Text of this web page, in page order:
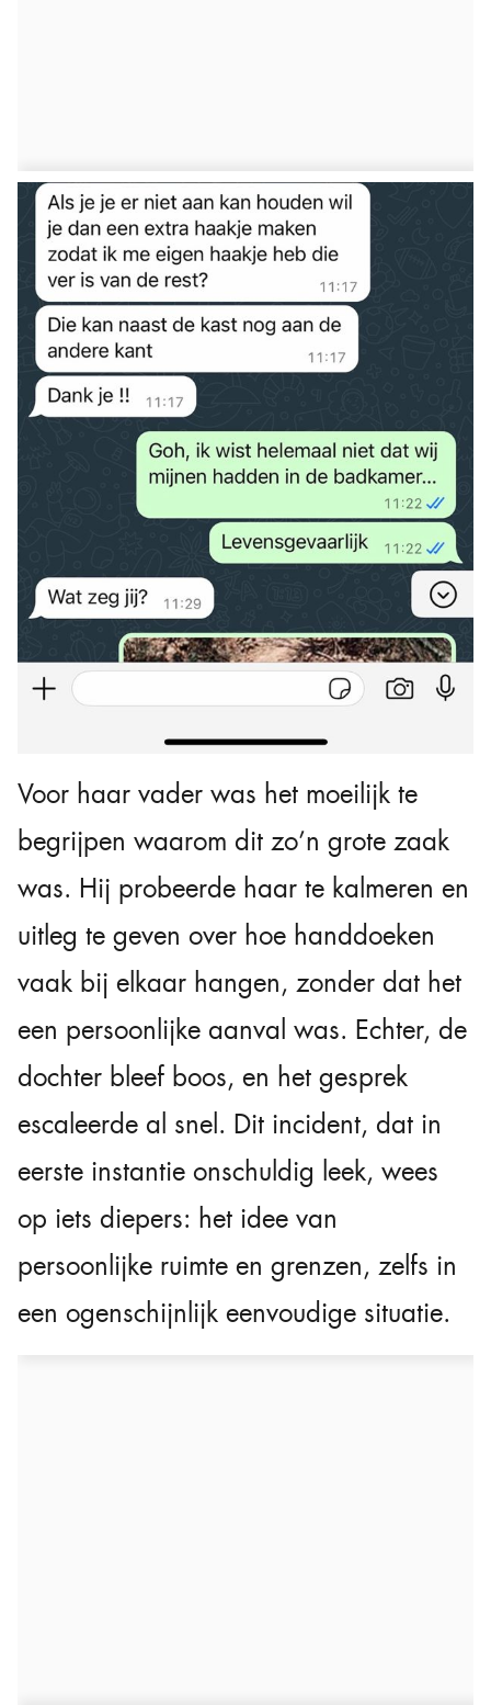
Voor haar vader was het moeilijk te
begrijpen waarom dit zo’n grote zaak
was. Hij probeerde haar te kalmeren en
uitleg te geven over hoe handdoeken
vaak bij elkaar hangen, zonder dat het
een persoonlijke aanval was. Echter, de
dochter bleef boos, en het gesprek
escaleerde al snel. Dit incident, dat in
eerste instantie onschuldig leek, wees
op iets diepers: het idee van
persoonlijke ruimte en grenzen, zelfs in
een ogenschijnlijk eenvoudige situatie.